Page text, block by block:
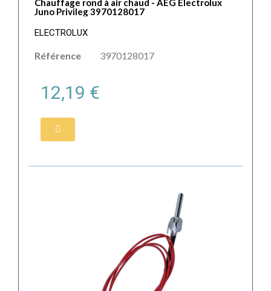
Chauffage rond à air chaud - AEG Electrolux
Juno Privileg 3970128017
ELECTROLUX
Référence 3970128017
12,19 €